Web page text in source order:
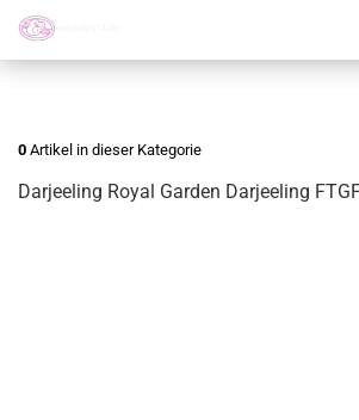
0 Artikel in dieser Kategorie
Darjeeling Royal Garden Darjeeling